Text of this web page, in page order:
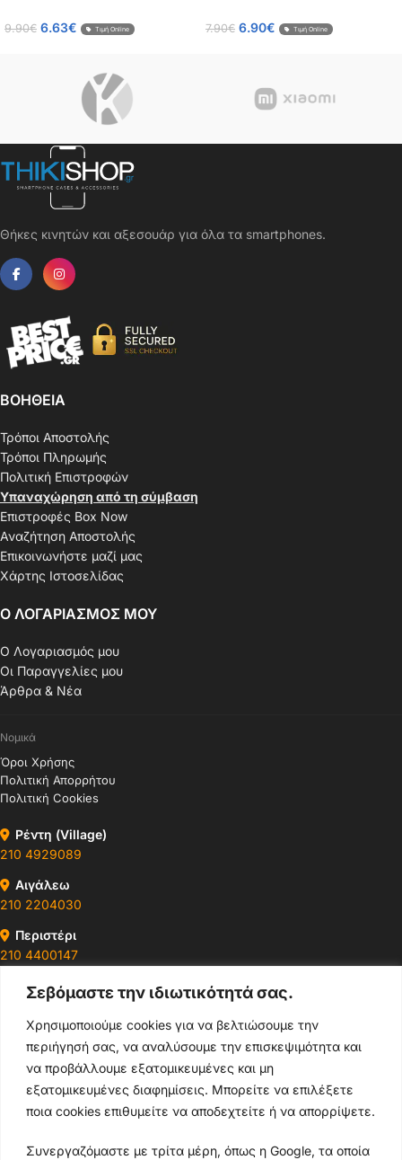
Σεβόμαστε την ιδιωτικότητά σας.
Χρησιμοποιούμε cookies για να βελτιώσουμε την
περιήγησή σας, να αναλύσουμε την επισκεψιμότητα και
να προβάλλουμε εξατομικευμένες και μη
εξατομικευμένες διαφημίσεις. Μπορείτε να επιλέξετε
ποια cookies επιθυμείτε να αποδεχτείτε ή να απορρίψετε.
Συνεργαζόμαστε με τρίτα μέρη, όπως η Google, τα οποία
0.26mm
9.90€ 6.63€ Τιμή Online 7.90€ 6.90€ Τιμή Online
Θήκες κινητών και αξεσουάρ για όλα τα smartphones.
ΒΟΗΘΕΙΑ
Τρόποι Αποστολής
Τρόποι Πληρωμής
Πολιτική Επιστροφών
Υπαναχώρηση από τη σύμβαση
Επιστροφές Box Now
Αναζήτηση Αποστολής
Επικοινωνήστε μαζί μας
Χάρτης Ιστοσελίδας
Ο ΛΟΓΑΡΙΑΣΜΟΣ ΜΟΥ
Ο Λογαριασμός μου
Οι Παραγγελίες μου
Άρθρα & Νέα
Νομικά
Όροι Χρήσης
Πολιτική Απορρήτου
Πολιτική Cookies
Ρέντη (Village)
210 4929089
Αιγάλεω
210 2204030
Περιστέρι
210 4400147
Ωράρια & Διευθύνσεις →
210 4929089
Κεντρικό τηλέφωνο
info@thikishop.gr
Δευ - Σάβ: 10:00 - 21:00